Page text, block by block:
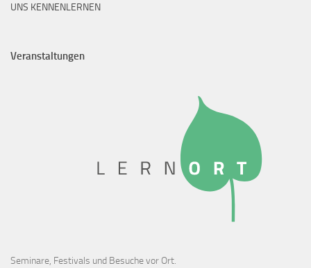
UNS KENNENLERNEN
Veranstaltungen
Seminare, Festivals und Besuche vor Ort.